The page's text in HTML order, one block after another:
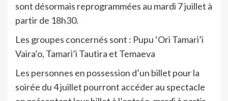
sont désormais reprogrammées au mardi 7 juillet à
partir de 18h30.
Les groupes concernés sont : Pupu ‘Ori Tamari’i
Vaira’o, Tamari’i Tautira et Temaeva
Les personnes en possession d’un billet pour la
soirée du 4 juillet pourront accéder au spectacle